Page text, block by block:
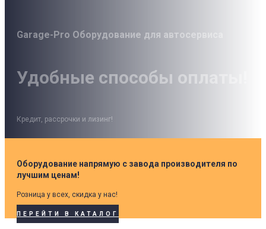
Garage-Pro Оборудование для автосервиса
Удобные способы оплаты!
Кредит, рассрочки и лизинг!
Оборудование напрямую с завода производителя по
лучшим ценам!
Розница у всех, скидка у нас!
ПЕРЕЙТИ В КАТАЛОГ